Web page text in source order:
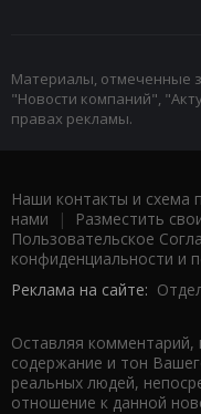
Материалы, отмеченные
"Новости компаний",
правах рекламы.
Наши контакты и схема
нами | Разместить
Пользовательское
конфиденциальности и
Реклама на сайте:
Оставляя
содержание и тон
реальных людей,
отношение к данной